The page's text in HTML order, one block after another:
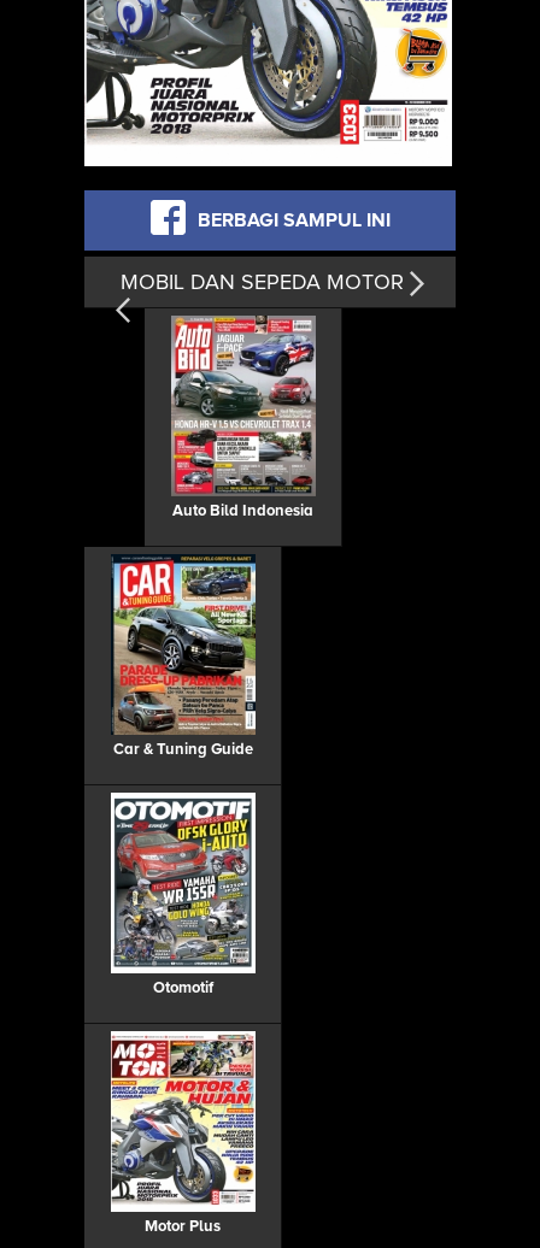
BERBAGI SAMPUL INI
MOBIL DAN SEPEDA MOTOR
Auto Bild Indonesia
Car & Tuning Guide
Otomotif
Motor Plus